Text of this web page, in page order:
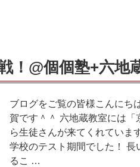
！@個個塾+六地
ブログをご覧の皆様こんにち
賀です＾＾ 六地蔵教室には
ら生徒さんが来てくれていま
学校のテスト期間でした！ 長
るこ …